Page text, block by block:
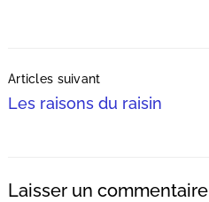
Navigation
Articles suivant
Les raisons du raisin
Laisser un commentaire